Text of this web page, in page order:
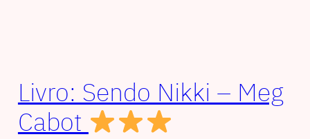
Livro: Sendo Nikki – Meg
Cabot